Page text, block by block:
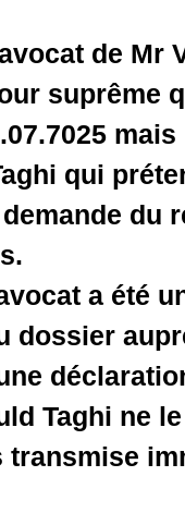
de Mr
suprême
qui
du
a été
dossier
Taghi ne